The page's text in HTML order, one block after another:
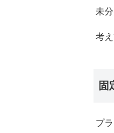
未
考
固
プ